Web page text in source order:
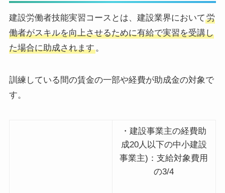
建設労働者技能実習コースとは、建設業界において 労
働者がスキルを向上させるために有給で実習を受講し
た場合に助成されます。
訓練している間の賃金の一部や経費が助成金の対象で
す。
・建設事業主の経費助
成20人以下の中小建設
事業主)：支給対象費用
の3/4